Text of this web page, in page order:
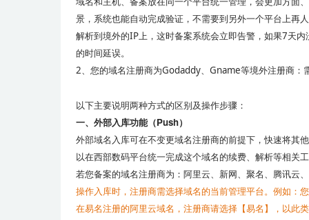
景，系统也能自动完成验证，不需要到另外一个平台上再
解析到境外的IP上，这时备案系统会立即告警，如果7天
的时间延误。
2、您的域名注册商为Godaddy、Gname等境外注册商：
以下主要说明两种方式的区别及操作步骤：
一、外部入库功能（Push）
外部域名入库可在不变更域名注册商的前提下，快速将其
以在西部数码平台统一完成这个域名的续费、解析等相关
若您备案的域名注册商为：阿里云、新网、聚名、腾讯云
操作入库时，注册商需选择域名的当前管理平台。例如：
在易名注册的阿里云域名，注册商请选择【易名】，以此